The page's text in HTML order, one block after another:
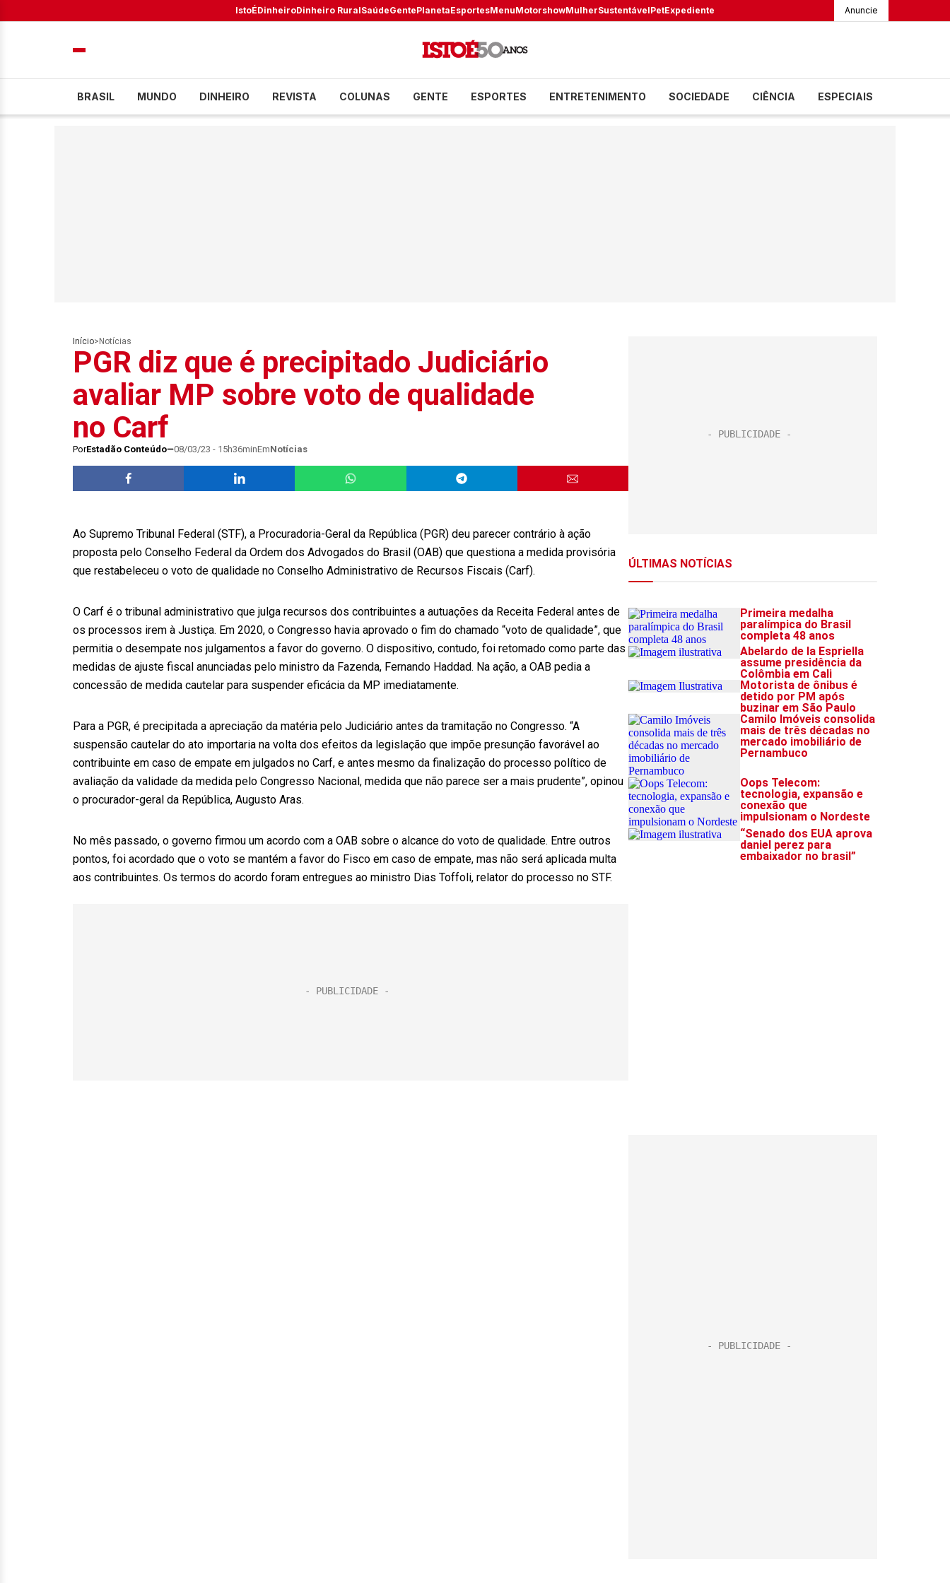
IstoÉDinheiroDinheiro RuralSaúdeGentePlanetaEsportesMenuMotorshowMulherSustentávelPetExpediente Anuncie
BRASIL MUNDO DINHEIRO REVISTA COLUNAS GENTE ESPORTES ENTRETENIMENTO SOCIEDADE CIÊNCIA ESPECIAIS
Início> Notícias
PGR diz que é precipitado Judiciário
avaliar MP sobre voto de qualidade
no Carf
PorEstadão Conteúdo 08/03/23 - 15h36minEmNotícias
Ao Supremo Tribunal Federal (STF), a Procuradoria-Geral da República (PGR) deu parecer contrário à ação
proposta pelo Conselho Federal da Ordem dos Advogados do Brasil (OAB) que questiona a medida provisória
que restabeleceu o voto de qualidade no Conselho Administrativo de Recursos Fiscais (Carf).
O Carf é o tribunal administrativo que julga recursos dos contribuintes a autuações da Receita Federal antes de
os processos irem à Justiça. Em 2020, o Congresso havia aprovado o fim do chamado “voto de qualidade”, que
permitia o desempate nos julgamentos a favor do governo. O dispositivo, contudo, foi retomado como parte das
medidas de ajuste fiscal anunciadas pelo ministro da Fazenda, Fernando Haddad. Na ação, a OAB pedia a
concessão de medida cautelar para suspender eficácia da MP imediatamente.
Para a PGR, é precipitada a apreciação da matéria pelo Judiciário antes da tramitação no Congresso. “A
suspensão cautelar do ato importaria na volta dos efeitos da legislação que impõe presunção favorável ao
contribuinte em caso de empate em julgados no Carf, e antes mesmo da finalização do processo político de
avaliação da validade da medida pelo Congresso Nacional, medida que não parece ser a mais prudente”, opinou
o procurador-geral da República, Augusto Aras.
No mês passado, o governo firmou um acordo com a OAB sobre o alcance do voto de qualidade. Entre outros
pontos, foi acordado que o voto se mantém a favor do Fisco em caso de empate, mas não será aplicada multa
aos contribuintes. Os termos do acordo foram entregues ao ministro Dias Toffoli, relator do processo no STF.